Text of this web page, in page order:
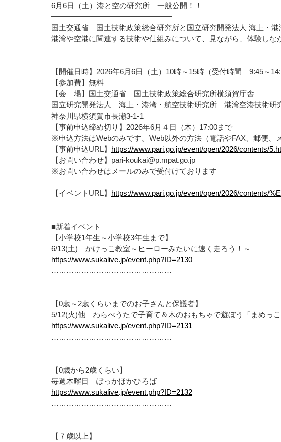
6月6日（土）港と空の研究所 一般公開！！
━━━━━━━━━━━━━━━━
国土交通省 国土技術政策総合研究所と国立研究開発法人 海上・
港湾や空港に関連する技術や仕組みについて、見ながら、体験し
【開催日時】2026年6月6日（土）10時～15時（受付時間 9:45～
【参加費】無料
【会 場】国土交通省 国土技術政策総合研究所横須賀庁舎
国立研究開発法人 海上・港湾・航空技術研究所 港湾空港技術研
神奈川県横須賀市長瀬3-1-1
【事前申込締め切り】2026年6月４日（木）17:00まで
※申込方法はWebのみです。Web以外の方法（電話やFAX、郵便、
【事前申込URL】 https://www.pari.go.jp/event/open/2026/contents/
【お問い合わせ】pari-koukai@p.mpat.go.jp
※お問い合わせはメールのみで受付けております
【イベントURL】 https://www.pari.go.jp/event/open/2026/contents/
■新着イベント
【小学校1年生～小学校3年生まで】
6/13(土) かけっこ教室～ヒーローみたいに速く走ろう！～
https://www.sukalive.jp/event.php?ID=2130
…………………………………………
【0歳～2歳くらいまでのお子さんと保護者】
5/12(火)他 わらべうたで子育て＆木のおもちゃで遊ぼう「まめっこ
https://www.sukalive.jp/event.php?ID=2131
…………………………………………
【0歳から2歳くらい】
毎週木曜日 ぽっかぽかひろば
https://www.sukalive.jp/event.php?ID=2132
…………………………………………
【７歳以上】